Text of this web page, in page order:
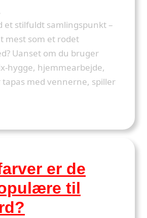
et stilfuldt samlingspunkt –
mest som et rodet
Uanset om du bruger
hygge, hjemmearbejde,
med vennerne, spiller
er de
til